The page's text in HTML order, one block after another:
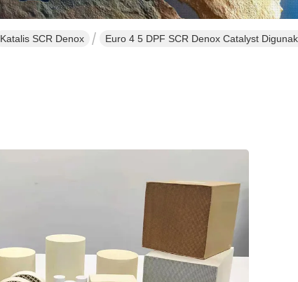
Katalis SCR Denox Euro 4 5 DPF SCR Denox Catalyst